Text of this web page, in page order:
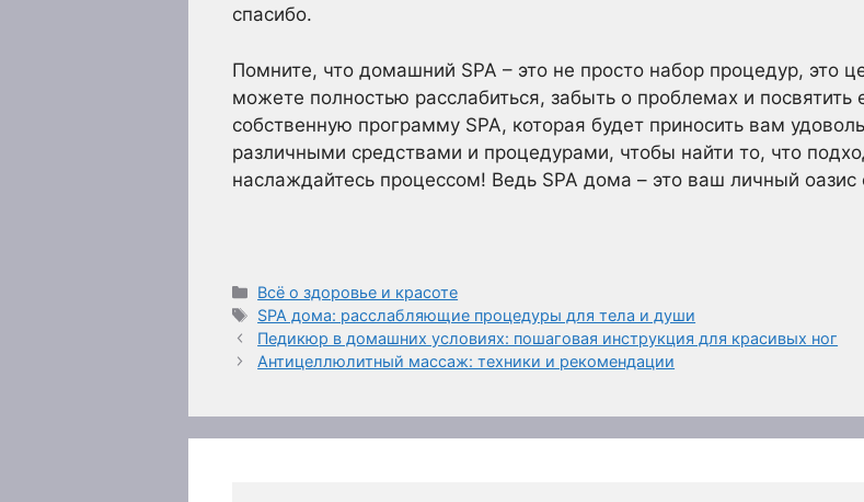
спасибо.
Помните, что домашний SPA – это не просто набор процедур, это
можете полностью расслабиться, забыть о проблемах и посвятить
собственную программу SPA, которая будет приносить вам
различными средствами и процедурами, чтобы найти то, что
наслаждайтесь процессом! Ведь SPA дома – это ваш личный оазис
Рубрики
Всё о здоровье и красоте
Метки
SPA дома: расслабляющие процедуры для тела и души
Педикюр в домашних условиях: пошаговая инструкция для красивых ног
Антицеллюлитный массаж: техники и рекомендации